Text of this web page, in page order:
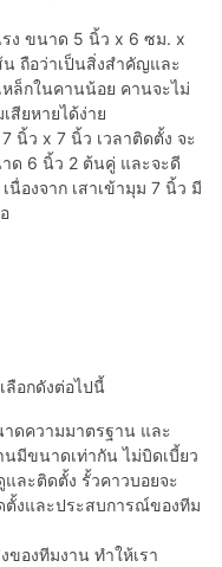
ง ขนาด 5 นิ้ว x 6 ซม. x
น ถือว่าเป็นสิ่งสำคัญและ
หล็กในคานน้อย คานจะไม่
สียหายได้ง่าย
นิ้ว x 7 นิ้ว เวลาติดตั้ง จะ
ด 6 นิ้ว 2 ต้นคู่ และจะดี
นื่องจาก เสาเข้ามุม 7 นิ้ว มี
ลือกดังต่อไปนี้
าดความมาตรฐาน และ
มีขนาดเท่ากัน ไม่บิดเบี้ยว
ละติดตั้ง รั้วคาวบอยจะ
งและประสบการณ์ของทีม
องทีมงาน ทำให้เรา